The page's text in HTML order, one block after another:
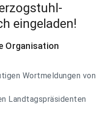
eingeladen!
Organisation
Wortmeldungen von
Landtagspräsidenten